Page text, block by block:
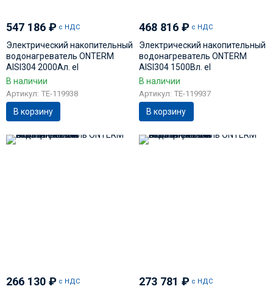
547 186 ₽ с НДС
Электрический накопительный
водонагреватель ONTERM
AISI304 2000Ал. el
В наличии
Артикул: TE-119938
В корзину
468 816₽ с НДС
Электрический накопительный
водонагреватель ONTERM
AISI304 1500Вл. el
В наличии
Артикул: TE-119937
В корзину
266 130 ₽ с НДС 273 781₽ с НДС